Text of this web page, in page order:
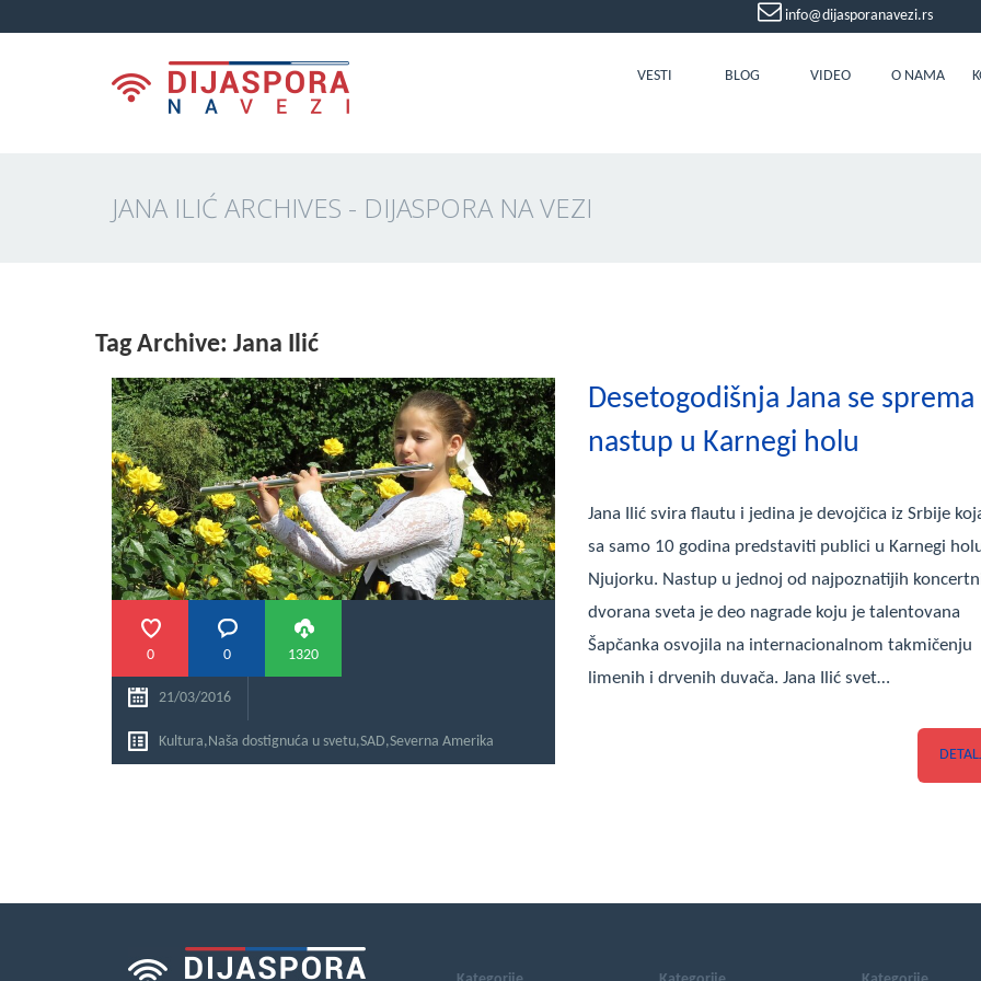
info@dijasporanavezi.rs
VESTI BLOG VIDEO O NAMA
JANA ILIĆ ARCHIVES - DIJASPORA NA VEZI
Tag Archive: Jana Ilić
0 0 1320
21/03/2016
Kultura,Naša dostignuća u svetu,SAD,Severna Amerika
Desetogodišnja Jana se sprema
nastup u Karnegi holu
Jana Ilić svira flautu i jedina je devojčica iz Srbije
sa samo 10 godina predstaviti publici u Karnegi
Njujorku. Nastup u jednoj od najpoznatijih
dvorana sveta je deo nagrade koju je talentovana
Šapčanka osvojila na internacionalnom takmičenju
limenih i drvenih duvača. Jana Ilić svet…